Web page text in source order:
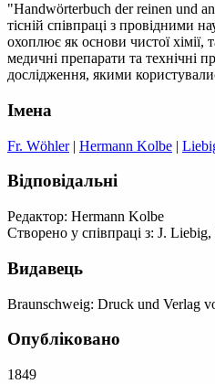
"Handwörterbuch der reinen und
тісній співпраці з провідними
охоплює як основи чистої хімії,
медичні препарати та технічні
дослідження, якими
Імена
Fr. Wöhler| Hermann Kolbe |
Відповідальні
Редактор: Hermann Kolbe
Створено у співпраці з: J.
Видавець
Braunschweig: Druck und Verlag
Опубліковано
1849